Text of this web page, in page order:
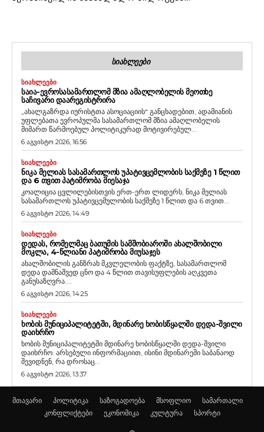
ᲡᲘᲐᲮᲚᲔᲔᲑᲘ
ᲡᲘᲐᲮᲚᲔᲔᲑᲘ
ᲡᲐᲘᲐ-ᲔᲕᲠᲝᲡᲐᲡᲐᲛᲐᲠᲗᲚᲝᲛ ᲛᲖᲘᲐ ᲐᲛᲐᲦᲚᲝᲑᲔᲚᲘᲡ ᲛᲔᲝᲗᲮᲔ
ᲡᲐᲩᲘᲕᲐᲠᲘ ᲓᲐᲐᲠᲔᲒᲘᲡᲢᲠᲘᲠᲐ
„ახალგაზრდა იურისტთა ასოციაციის“ განცხადებით, ადამიანის
უფლებათა ევროპულმა სასამართლომ მზია ამაღლობელის
მიმართ წარმოებულ პოლიტიკურად მოტივირებულ...
6 აგვისტო 2026, 16:56
ᲡᲘᲐᲮᲚᲔᲔᲑᲘ
ᲜᲘᲙᲐ ᲛᲔᲚᲘᲐᲡ ᲡᲐᲡᲐᲛᲐᲠᲗᲚᲝᲡ ᲣᲞᲐᲢᲘᲕᲪᲔᲛᲚᲝᲑᲘᲡ ᲡᲐᲥᲛᲔᲖᲔ 1 ᲬᲚᲘᲗ
ᲓᲐ 6 ᲗᲕᲘᲗ ᲞᲐᲢᲘᲛᲠᲝᲑᲐ ᲛᲘᲔᲡᲐᲯᲐ
კოალიცია ცვლილებისთვის ერთ-ერთ ლიდერს, ნიკა მელიას
სასამართლოს უპატივცემულობის საქმეზე 1 წლით და 6 თვით...
6 აგვისტო 2026, 14:49
ᲡᲘᲐᲮᲚᲔᲔᲑᲘ
ᲓᲔᲓᲐᲡ, ᲠᲝᲛᲔᲚᲛᲐᲪ ᲑᲐᲗᲣᲛᲘᲡ ᲡᲐᲛᲨᲝᲑᲘᲐᲠᲝᲨᲘ ᲐᲮᲐᲚᲨᲝᲑᲘᲚᲘ
ᲛᲝᲙᲚᲐ, 4-ᲬᲚᲘᲐᲜᲘ ᲞᲐᲢᲘᲛᲠᲝᲑᲐ ᲛᲘᲣᲡᲐᲯᲔᲡ
ახალშობილის განზრახ მკვლელობის ფაქტზე, სასამართლომ
დედა დამნაშვედ ცნო და 4 წლით თავისუფლების აღკვეთა
განუსაზღვრა....
6 აგვისტო 2026, 14:25
ᲡᲘᲐᲮᲚᲔᲔᲑᲘ
ᲮᲝᲑᲘᲡ ᲛᲣᲜᲘᲪᲘᲞᲐᲚᲘᲢᲔᲢᲨᲘ, ᲛᲓᲘᲜᲐᲠᲔ ᲮᲝᲑᲘᲡᲬᲧᲐᲚᲨᲘ ᲓᲔᲓᲐ-ᲨᲕᲘᲚᲘ
ᲓᲐᲘᲮᲠᲩᲝ
ხობის მუნიციპალიტეტში მდინარე ხობისწყალში დედა-შვილი
დაიხრჩო. არსებული ინფორმაციით, ისინი მდინარეში საბანაოდ
შევიდნენ, რა დროსაც...
6 აგვისტო 2026, 13:37
მთავარი პოლიტიკა საზოგადოება მსოფლიო
სამართალი
კონფლიქტები
ეკონომიკა კულტურა სპორტი